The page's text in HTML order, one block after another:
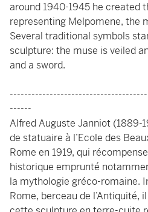
around 1940-1945 he created
representing Melpomene, the
Several traditional symbols
sculpture: the muse is veiled
and a sword.
------
Alfred Auguste Janniot (1889-
de statuaire à l’Ecole des
Rome en 1919, qui
historique emprunté
la mythologie gréco-romaine.
Rome, berceau de l’Antiquité,